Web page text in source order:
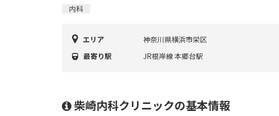
内科
エリア
神奈川県横浜市栄区
最寄り駅
JR根岸線 本郷台駅
柴崎内科クリニックの基本情報